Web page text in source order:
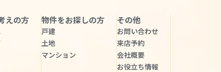
えの方 物件をお探しの方
戸建
土地
マンション
その他
お問い合わせ
来店予約
会社概要
お役立ち情報